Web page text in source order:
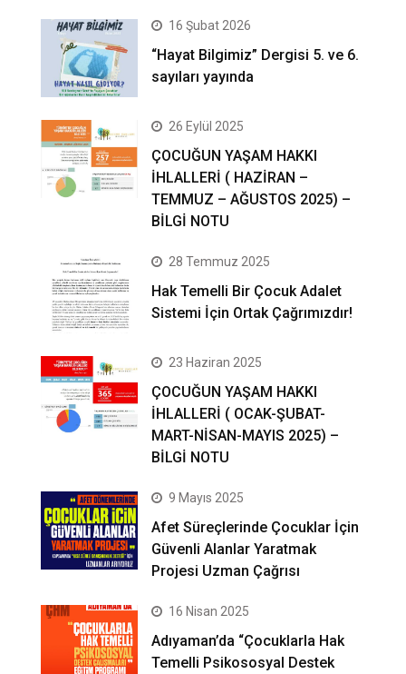
16 Şubat 2026
“Hayat Bilgimiz” Dergisi 5. ve 6.
sayıları yayında
26 Eylül 2025
ÇOCUĞUN YAŞAM HAKKI
İHLALLERİ ( HAZİRAN –
TEMMUZ – AĞUSTOS 2025) –
BİLGİ NOTU
28 Temmuz 2025
Hak Temelli Bir Çocuk Adalet
Sistemi İçin Ortak Çağrımızdır!
23 Haziran 2025
ÇOCUĞUN YAŞAM HAKKI
İHLALLERİ ( OCAK-ŞUBAT-
MART-NİSAN-MAYIS 2025) –
BİLGİ NOTU
9 Mayıs 2025
Afet Süreçlerinde Çocuklar İçin
Güvenli Alanlar Yaratmak
Projesi Uzman Çağrısı
16 Nisan 2025
Adıyaman’da “Çocuklarla Hak
Temelli Psikososyal Destek